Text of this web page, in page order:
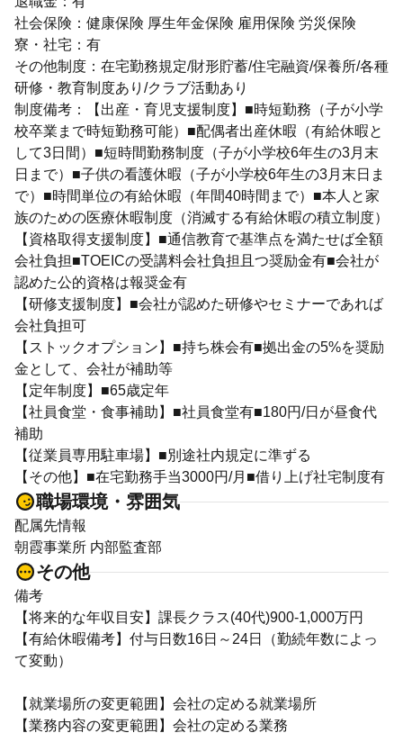
社会保険：健康保険 厚生年金保険 雇用保険 労災保険
寮・社宅：有
その他制度：在宅勤務規定/財形貯蓄/住宅融資/保養所/各種
研修・教育制度あり/クラブ活動あり
制度備考：【出産・育児支援制度】■時短勤務（子が小学
校卒業まで時短勤務可能）■配偶者出産休暇（有給休暇と
して3日間）■短時間勤務制度（子が小学校6年生の3月末
日まで）■子供の看護休暇（子が小学校6年生の3月末日ま
で）■時間単位の有給休暇（年間40時間まで）■本人と家
族のための医療休暇制度（消滅する有給休暇の積立制度）
【資格取得支援制度】■通信教育で基準点を満たせば全額
会社負担■TOEICの受講料会社負担且つ奨励金有■会社が
認めた公的資格は報奨金有
【研修支援制度】■会社が認めた研修やセミナーであれば
会社負担可
【ストックオプション】■持ち株会有■拠出金の5%を奨励
金として、会社が補助等
【定年制度】■65歳定年
【社員食堂・食事補助】■社員食堂有■180円/日が昼食代
補助
【従業員専用駐車場】■別途社内規定に準ずる
【その他】■在宅勤務手当3000円/月■借り上げ社宅制度有
職場環境・雰囲気
配属先情報
朝霞事業所 内部監査部
その他
備考
【将来的な年収目安】課長クラス(40代)900-1,000万円
【有給休暇備考】付与日数16日～24日（勤続年数によっ
て変動）
【就業場所の変更範囲】会社の定める就業場所
【業務内容の変更範囲】会社の定める業務